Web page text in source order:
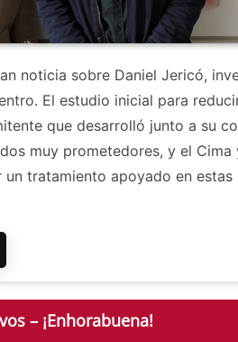
noticia sobre Daniel Jericó,
El estudio inicial para
que desarrolló junto a su
muy prometedores, y el Cima
tratamiento apoyado en estas
– ¡Enhorabuena!